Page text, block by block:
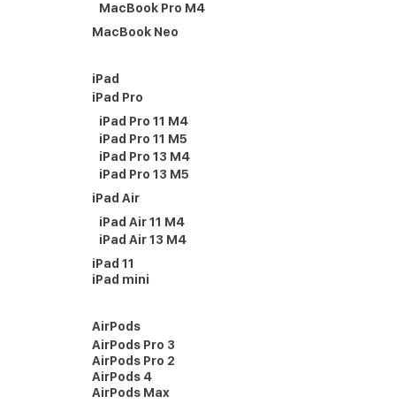
MacBook Pro M4
MacBook Neo
iPad
iPad Pro
iPad Pro 11 M4
iPad Pro 11 M5
iPad Pro 13 M4
iPad Pro 13 M5
iPad Air
iPad Air 11 M4
iPad Air 13 M4
iPad 11
iPad mini
AirPods
AirPods Pro 3
AirPods Pro 2
AirPods 4
AirPods Max